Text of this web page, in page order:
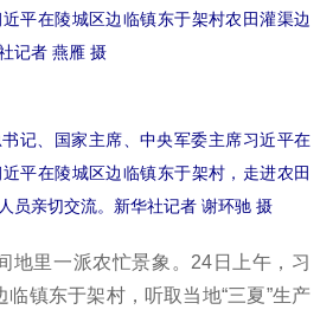
平在陵城区边临镇东于架村农田灌渠边
记者 燕雁 摄
记、国家主席、中央军委主席习近平在
平在陵城区边临镇东于架村，走进农田
员亲切交流。新华社记者 谢环驰 摄
里一派农忙景象。24日上午，习
镇东于架村，听取当地“三夏”生产